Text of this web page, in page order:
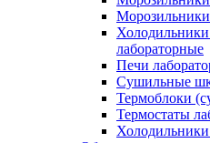
лабораторные
Печи
Сушильные
Термоблоки
Термостаты